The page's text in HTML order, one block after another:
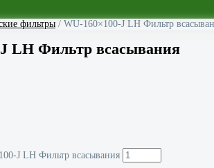
фильтры / WU-160×100-J LH Фильтр
LH Фильтр всасывания
J LH Фильтр всасывания